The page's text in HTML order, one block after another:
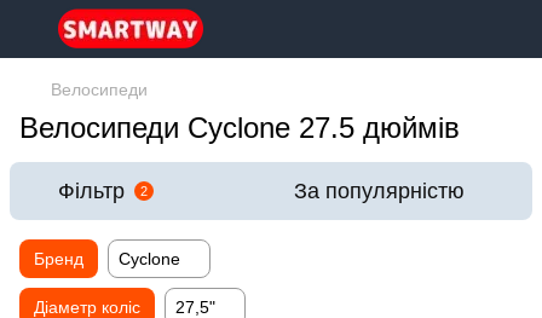
Велосипеди
Велосипеди Cyclone 27.5 дюймів
Фільтр 2 За популярністю
Бренд Cyclone
Діаметр коліс 27,5"